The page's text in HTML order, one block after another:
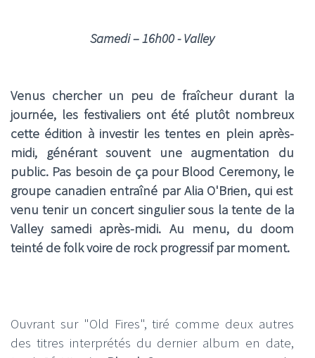
Samedi – 16h00 - Valley
Venus chercher un peu de fraîcheur durant la
journée, les festivaliers ont été plutôt nombreux
cette édition à investir les tentes en plein après-
midi, générant souvent une augmentation du
public. Pas besoin de ça pour Blood Ceremony, le
groupe canadien entraîné par Alia O'Brien, qui est
venu tenir un concert singulier sous la tente de la
Valley samedi après-midi. Au menu, du doom
teinté de folk voire de rock progressif par moment.
Ouvrant sur "Old Fires", tiré comme deux autres
des titres interprétés du dernier album en date,